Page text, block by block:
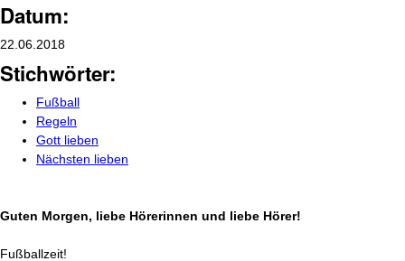
Datum:
22.06.2018
Stichwörter:
Fußball
Regeln
Gott lieben
Nächsten lieben
Guten Morgen, liebe Hörerinnen und liebe Hörer!
Fußballzeit!